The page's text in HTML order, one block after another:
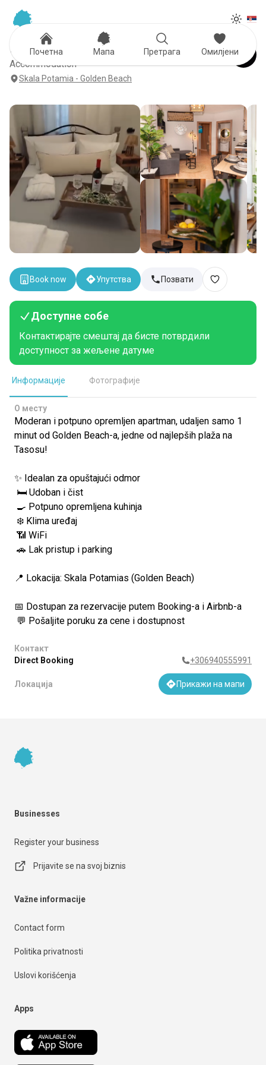
F Tsimas Apartment 1
Accommodation
Skala Potamia - Golden Beach
Book now Упутства Позвати
Доступне собе
Контактирајте смештај да бисте потврдили
доступност за жељене датуме
Информације Фотографије
О месту
Moderan i potpuno opremljen apartman, udaljen samo 1
minut od Golden Beach-a, jedne od najlepših plaža na
Tasosu!
✨ Idealan za opuštajući odmor
🛏️ Udoban i čist
🍳 Potpuno opremljena kuhinja
❄️ Klima uređaj
📶 WiFi
🚗 Lak pristup i parking
📍 Lokacija: Skala Potamias (Golden Beach)
📅 Dostupan za rezervacije putem Booking-a i Airbnb-a
💬 Pošaljite poruku za cene i dostupnost
Контакт
Direct Booking
+306940555991
Локација Прикажи на мапи
Почетна Мапа Претрага Омилјени
Businesses
Register your business
Prijavite se na svoj biznis
Važne informacije
Contact form
Politika privatnosti
Uslovi korišćenja
Apps